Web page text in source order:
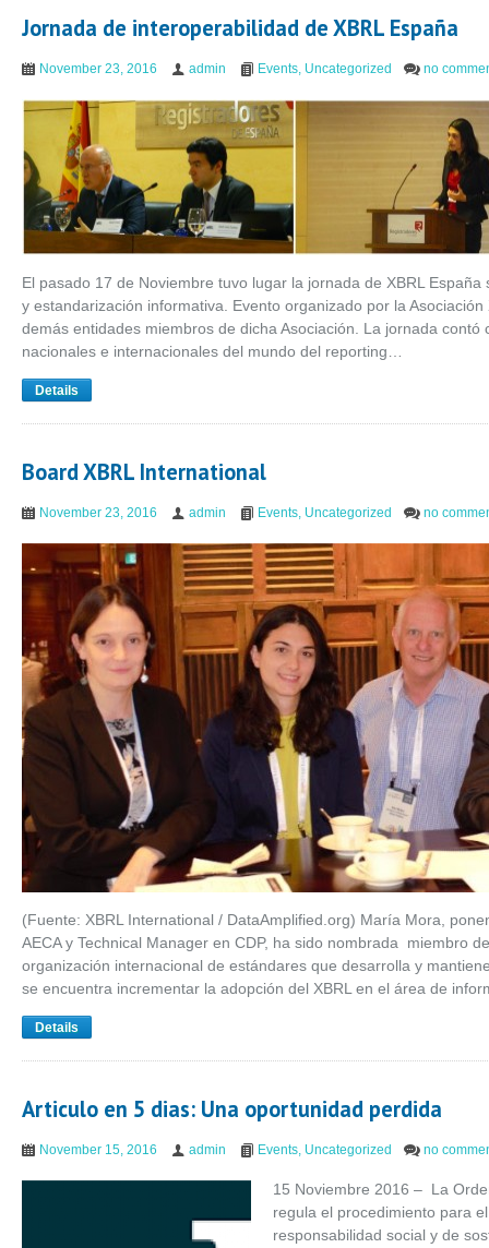
Jornada de interoperabilidad de XBRL España
November 23, 2016 admin Events, Uncategorized no
El pasado 17 de Noviembre tuvo lugar la jornada de XBRL
y estandarización informativa. Evento organizado por la
demás entidades miembros de dicha Asociación. La jornada
nacionales e internacionales del mundo del reporting…
Details
Board XBRL International
November 23, 2016 admin Events, Uncategorized no
(Fuente: XBRL International / DataAmplified.org) María Mora,
AECA y Technical Manager en CDP, ha sido nombrada miembro
organización internacional de estándares que desarrolla y
se encuentra incrementar la adopción del XBRL en el área de
Details
Articulo en 5 dias: Una oportunidad perdida
November 15, 2016 admin Events, Uncategorized no
15 Noviembre 2016 – La
regula el procedimiento para
responsabilidad social y de